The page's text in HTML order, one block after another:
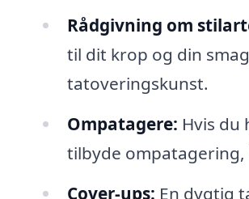
Rådgivning om
til dit krop og din
tatoveringskunst.
Ompatagere: Hvis
tilbyde
Cover-ups: En dygtig